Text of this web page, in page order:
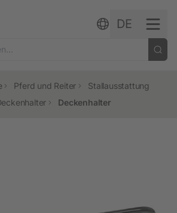
DE
Pferd und Reiter
Stallausstattung
Deckenhalter